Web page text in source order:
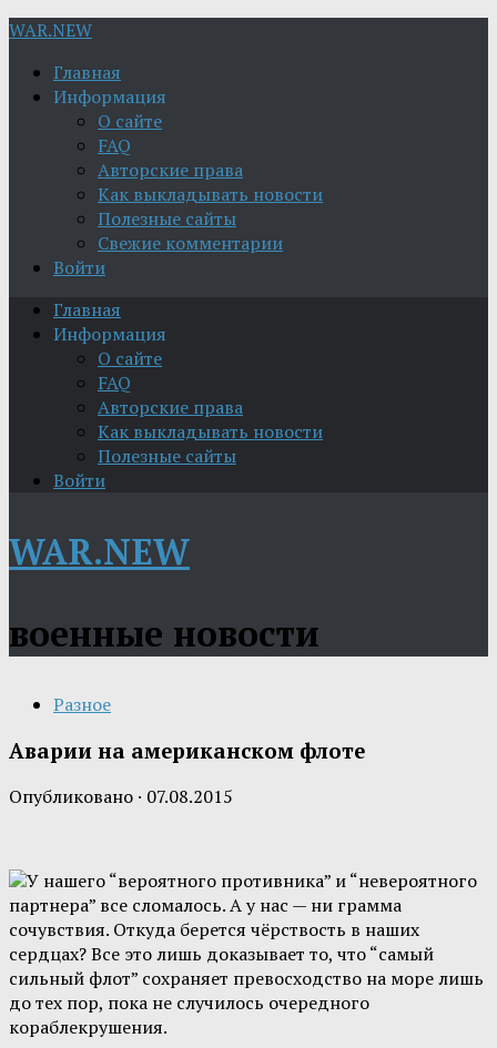
WAR.NEW
Главная
Информация
О сайте
FAQ
Авторские права
Как выкладывать новости
Полезные сайты
Свежие комментарии
Войти
Главная
Информация
О сайте
FAQ
Авторские права
Как выкладывать новости
Полезные сайты
Войти
WAR.NEW
военные новости
Разное
Аварии на американском флоте
Опубликовано · 07.08.2015
У нашего “вероятного противника” и “невероятного
партнера” все сломалось. А у нас — ни грамма
сочувствия. Откуда берется чёрствость в наших
сердцах? Все это лишь доказывает то, что “самый
сильный флот” сохраняет превосходство на море лишь
до тех пор, пока не случилось очередного
кораблекрушения.